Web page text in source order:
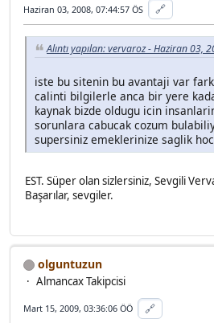
Haziran 03, 2008, 07:44:57 ÖS 🔗
Alıntı yapılan: vervaroz - Haziran 03,
iste bu sitenin bu avantaji var
calinti bilgilerle anca bir yere
kaynak bizde oldugu icin
sorunlara cabucak cozum
supersiniz emeklerinize saglik
EST. Süper olan sizlersiniz, Sevgili
Başarılar, sevgiler.
olguntuzun
Almancax Takipcisi
Mart 15, 2009, 03:36:06 ÖÖ 🔗